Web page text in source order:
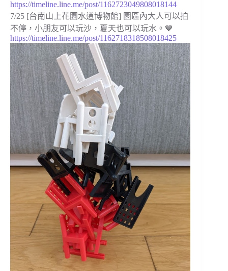
https://timeline.line.me/post/1162723049808018144
7/25 [台南山上花園水道博物館] ⁡園區內大人可以拍
不停，小朋友可以玩沙，夏天也可以玩水。 💙
https://timeline.line.me/post/1162718318508018425